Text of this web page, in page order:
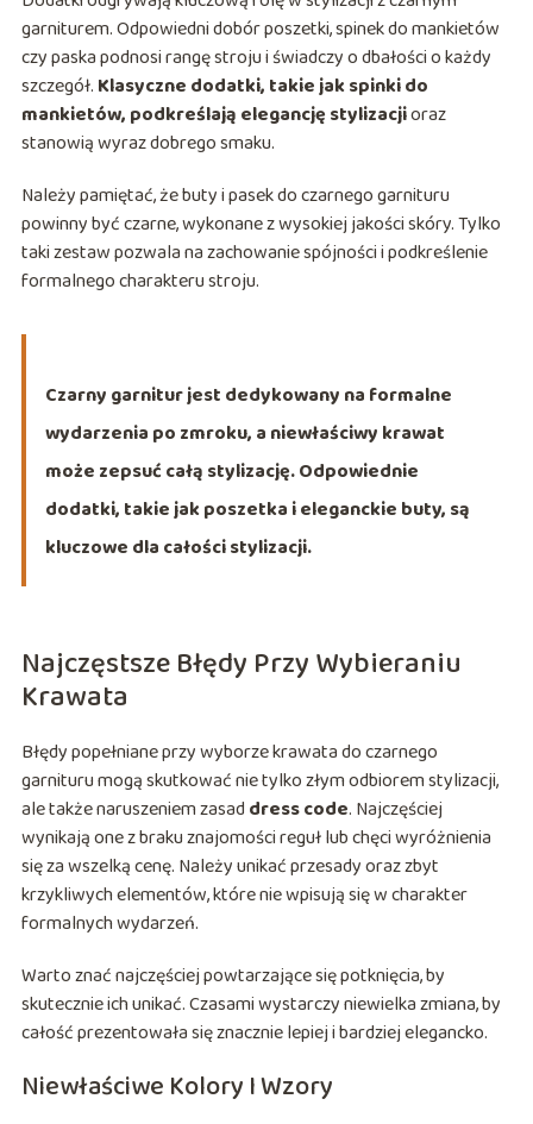
garniturem. Odpowiedni dobór poszetki, spinek do mankietów
czy paska podnosi rangę stroju i świadczy o dbałości o każdy
szczegół. Klasyczne dodatki, takie jak spinki do
mankietów, podkreślają elegancję stylizacjioraz
stanowią wyraz dobrego smaku.
Należy pamiętać, że buty i pasek do czarnego garnituru
powinny być czarne, wykonane z wysokiej jakości skóry. Tylko
taki zestaw pozwala na zachowanie spójności i podkreślenie
formalnego charakteru stroju.
Czarny garnitur jest dedykowany na formalne
wydarzenia po zmroku, a niewłaściwy krawat
może zepsuć całą stylizację. Odpowiednie
dodatki, takie jak poszetka i eleganckie buty, są
kluczowe dla całości stylizacji.
Najczęstsze Błędy Przy Wybieraniu
Krawata
Błędy popełniane przy wyborze krawata do czarnego
garnituru mogą skutkować nie tylko złym odbiorem stylizacji,
ale także naruszeniem zasad dress code. Najczęściej
wynikają one z braku znajomości reguł lub chęci wyróżnienia
się za wszelką cenę. Należy unikać przesady oraz zbyt
krzykliwych elementów, które nie wpisują się w charakter
formalnych wydarzeń.
Warto znać najczęściej powtarzające się potknięcia, by
skutecznie ich unikać. Czasami wystarczy niewielka zmiana, by
całość prezentowała się znacznie lepiej i bardziej elegancko.
Niewłaściwe Kolory I Wzory